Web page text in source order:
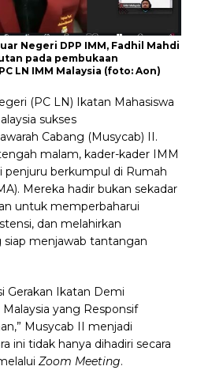
Negeri DPP IMM, Fadhil Mahdi
pada pembukaan
LN IMM Malaysia (foto: Aon)
(PC LN) Ikatan Mahasiswa
sukses
Cabang (Musycab) II.
malam, kader-kader IMM
penjuru berkumpul di Rumah
Mereka hadir bukan sekadar
untuk memperbaharui
dan melahirkan
menjawab tantangan
Gerakan Ikatan Demi
yang Responsif
Musycab II menjadi
ini tidak hanya dihadiri secara
Zoom Meeting.